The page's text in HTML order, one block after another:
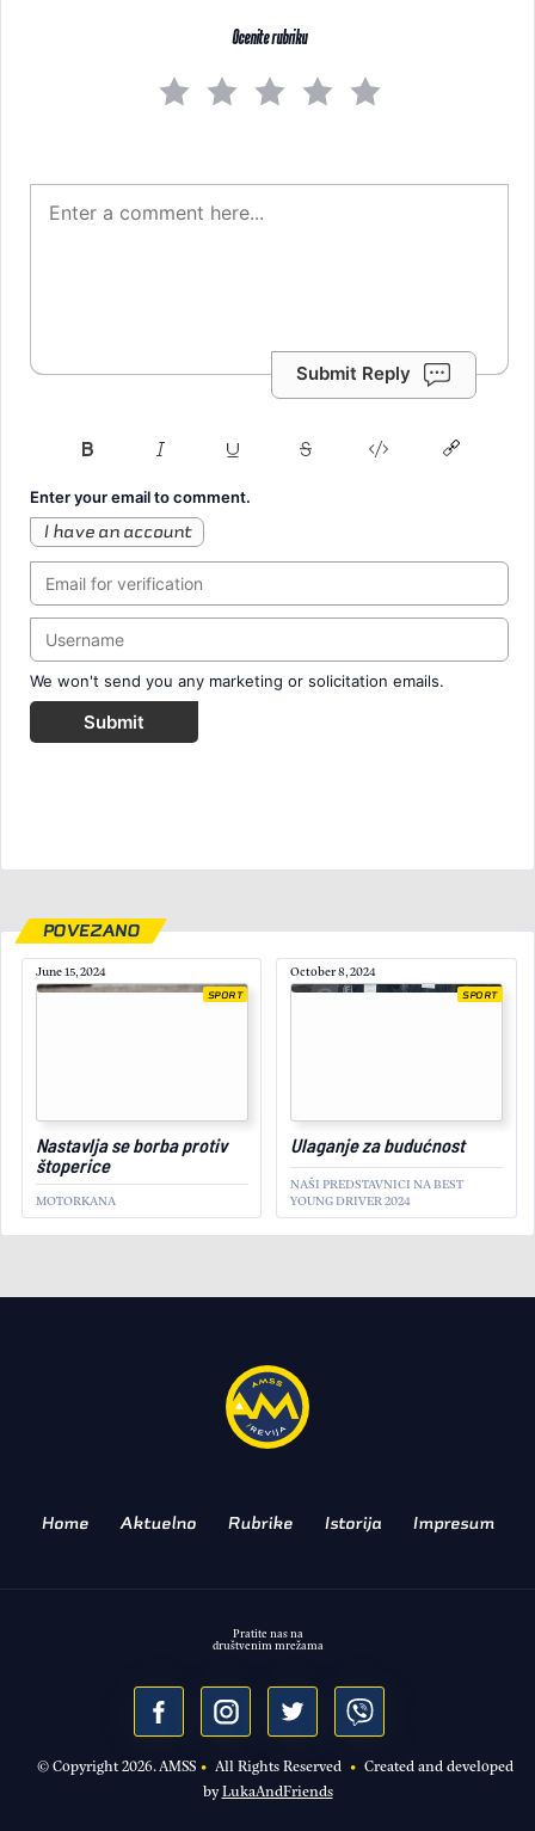
Ocenite rubriku
Submit Reply
Enter your email to comment.
I have an account
We won't send you any marketing or solicitation emails.
Submit
POVEZANO
June 15, 2024
Nastavlja se borba protiv
štoperice
MOTORKANA
SPORT
October 8, 2024
Ulaganje za budućnost
NAŠI PREDSTAVNICI NA BEST
YOUNG DRIVER 2024
SPORT
treći u klasi
Home Aktuelno Rubrike Istorija Impresum
© Copyright2026. AMSS• All Rights Reserved • Created and developed
byLukaAndFriends
Pratite nas na
društvenim mrežama